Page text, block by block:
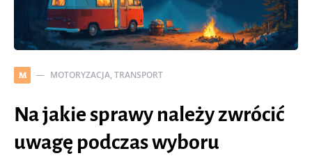
M MOTORYZACJA, TRANSPORT
Na jakie sprawy należy zwrócić
uwagę podczas wyboru